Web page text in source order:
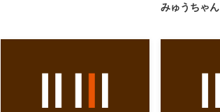
みゅうちゃん